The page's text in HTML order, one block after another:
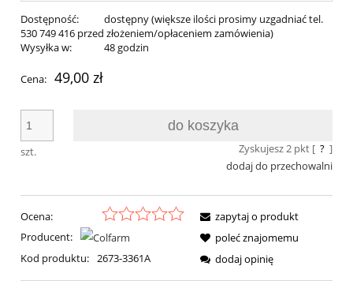
Dostępność:
dostępny (większe ilości prosimy uzgadniać tel.
530 749 416 przed złożeniem/opłaceniem zamówienia)
Wysyłka w:
48 godzin
Cena: 49,00 zł
szt.
do koszyka
Zyskujesz2pkt [ ? ]
dodaj do przechowalni
Ocena:
Producent:
Kod produktu: 2673-3361A
zapytaj o produkt
poleć znajomemu
dodaj opinię